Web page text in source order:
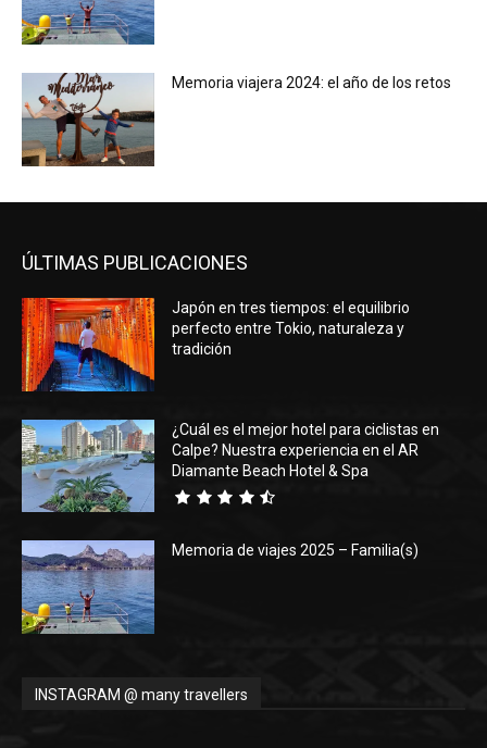
Memoria viajera 2024: el año de los retos
ÚLTIMAS PUBLICACIONES
Japón en tres tiempos: el equilibrio
perfecto entre Tokio, naturaleza y
tradición
¿Cuál es el mejor hotel para ciclistas en
Calpe? Nuestra experiencia en el AR
Diamante Beach Hotel & Spa
Memoria de viajes 2025 – Familia(s)
INSTAGRAM @ many travellers